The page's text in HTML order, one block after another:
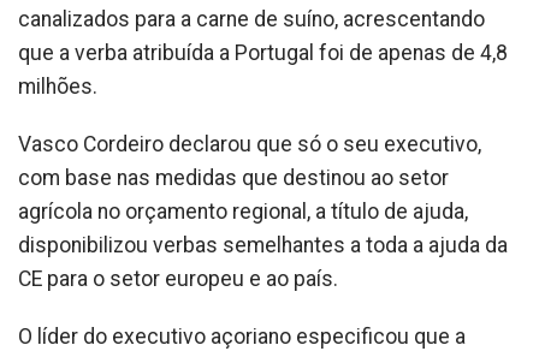
canalizados para a carne de suíno, acrescentando
que a verba atribuída a Portugal foi de apenas de 4,8
milhões.
Vasco Cordeiro declarou que só o seu executivo,
com base nas medidas que destinou ao setor
agrícola no orçamento regional, a título de ajuda,
disponibilizou verbas semelhantes a toda a ajuda da
CE para o setor europeu e ao país.
O líder do executivo açoriano especificou que a